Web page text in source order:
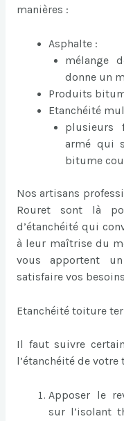
manières :
Asphalte :
mélange
donne un
Produits
Etanchéité
plusieurs
armé qui
bitume
Nos artisans
Rouret sont là
d’étanchéité qui
à leur maîtrise du
vous apportent
satisfaire vos
Etanchéité toiture
Il faut suivre
l’étanchéité de votre
Apposer le
sur l’isolant